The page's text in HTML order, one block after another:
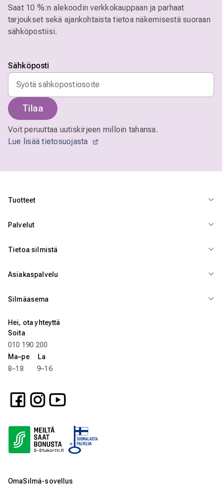
Saat 10 %:n alekoodin verkkokauppaan ja parhaat
tarjoukset sekä ajankohtaista tietoa näkemisestä suoraan
sähköpostiisi.
Sähköposti
Tilaa
Voit peruuttaa uutiskirjeen milloin tahansa.
Lue lisää tietosuojasta
Tuotteet
Palvelut
Tietoa silmistä
Asiakaspalvelu
Silmäasema
Hei, ota yhteyttä
Soita
010 190 200
Ma–pe La
8–18 9–16
OmaSilmä-sovellus